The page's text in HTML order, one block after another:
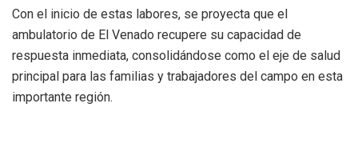
Con el inicio de estas labores, se proyecta que el
ambulatorio de El Venado recupere su capacidad de
respuesta inmediata, consolidándose como el eje de salud
principal para las familias y trabajadores del campo en esta
importante región.